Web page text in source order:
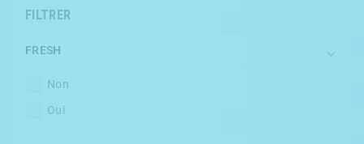
FILTRER
FRESH 
Non
Oui